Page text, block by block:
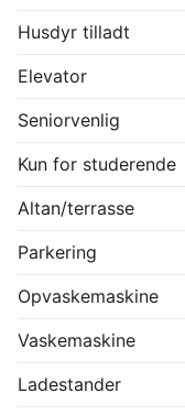
Husdyr tilladt
Elevator
Seniorvenlig
Kun for studerende
Altan/terrasse
Parkering
Opvaskemaskine
Vaskemaskine
Ladestander